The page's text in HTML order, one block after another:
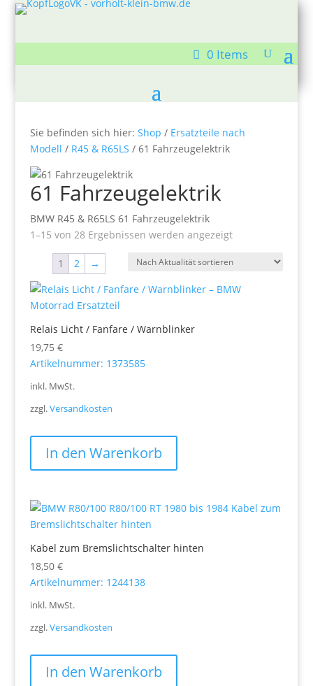
0 Items
Sie befinden sich hier: Shop / Ersatzteile nach
Modell / R45 & R65LS / 61 Fahrzeugelektrik
61 Fahrzeugelektrik
BMW R45 & R65LS 61 Fahrzeugelektrik
1–15 von 28 Ergebnissen werden angezeigtNach
sortiert
1 2 →
Relais Licht / Fanfare / Warnblinker
19,75 €
Artikelnummer: 1373585
inkl. MwSt.
zzgl.Versandkosten
In den Warenkorb
Kabel zum Bremslichtschalter hinten
18,50 €
Artikelnummer: 1244138
inkl. MwSt.
zzgl.Versandkosten
In den Warenkorb